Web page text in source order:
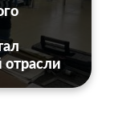
отрасли